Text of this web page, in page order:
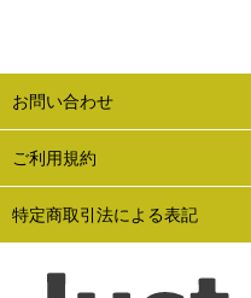
お問い合わせ
ご利用規約
特定商取引法による表記